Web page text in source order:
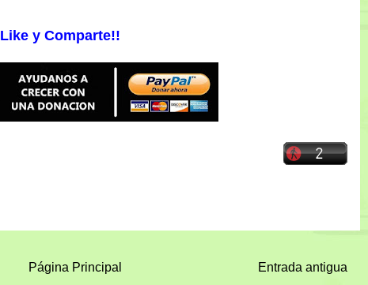
Like y Comparte!!
Entrada antigua
Página Principal